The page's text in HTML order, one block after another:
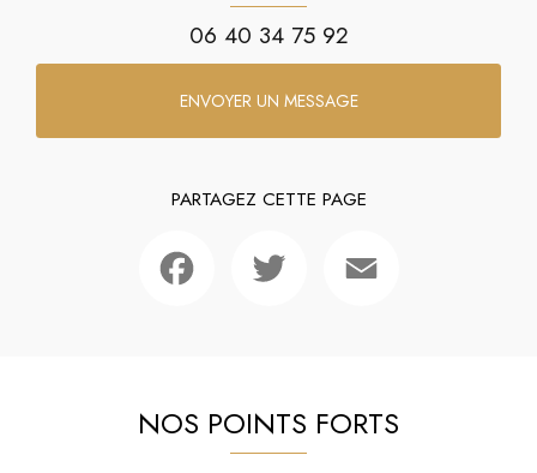
06 40 34 75 92
ENVOYER UN MESSAGE
PARTAGEZ CETTE PAGE
NOS POINTS FORTS